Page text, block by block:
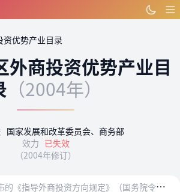
资优势产业目录
外商投资优势产业目
（2004年）
国家发展和改革委员会、商务部
效力 已失效
（2004年修订）
根
据2002年2月发布的《指导外商投资方向规定》（国务院令第346号），为实施国家西部大开发战略，鼓励中西部地区利用外资，引进先进技术、设备，发展中西部地区比较…